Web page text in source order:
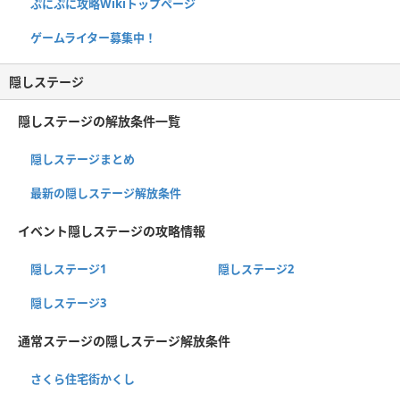
ぷにぷに攻略Wikiトップページ
ゲームライター募集中！
隠しステージ
隠しステージの解放条件一覧
隠しステージまとめ
最新の隠しステージ解放条件
イベント隠しステージの攻略情報
隠しステージ1 隠しステージ2
隠しステージ3
通常ステージの隠しステージ解放条件
さくら住宅街かくし